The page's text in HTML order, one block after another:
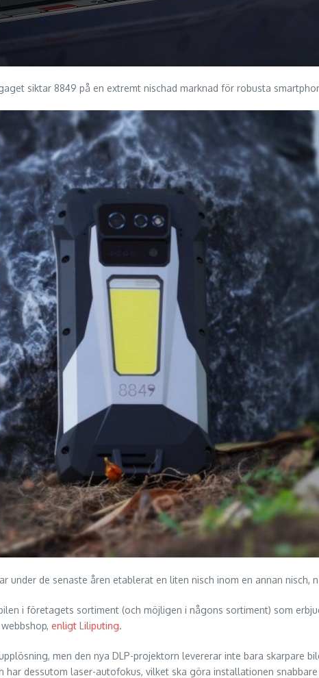
siktar 8849 på en extremt nischad marknad för robusta
under de senaste åren etablerat en liten nisch inom en annan
i företagets sortiment (och möjligen i någons sortiment) som
enligt Liliputing.
men den nya DLP-projektorn levererar inte bara skarpare
har dessutom laser-autofokus, vilket ska göra installationen